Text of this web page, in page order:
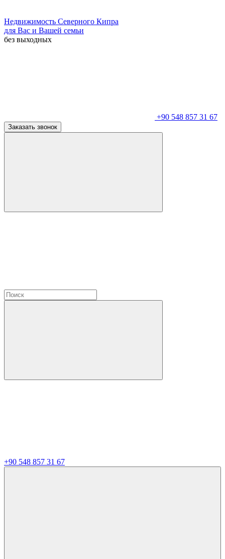
Недвижимость Северного Кипра
для Вас и Вашей семьи
без выходных
+90 548 857 31 67
Заказать звонок
+90 548 857 31 67